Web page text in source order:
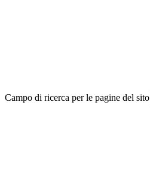
Campo di ricerca per le pagine del sito